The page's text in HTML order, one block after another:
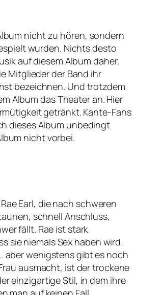
nicht zu hören, sondern
wurden. Nichts desto
auf diesem Album daher.
Mitglieder der Band ihr
bezeichnen. Und trotzdem
Album das Theater an. Hier
getränkt. Kante-Fans
dieses Album unbedingt
nicht vorbei.
Earl, die nach schweren
schnell Anschluss,
fällt. Rae ist stark
sie niemals Sex haben wird.
aber wenigstens gibt es noch
ausmacht, ist der trockene
einzigartige Stil, in dem ihre